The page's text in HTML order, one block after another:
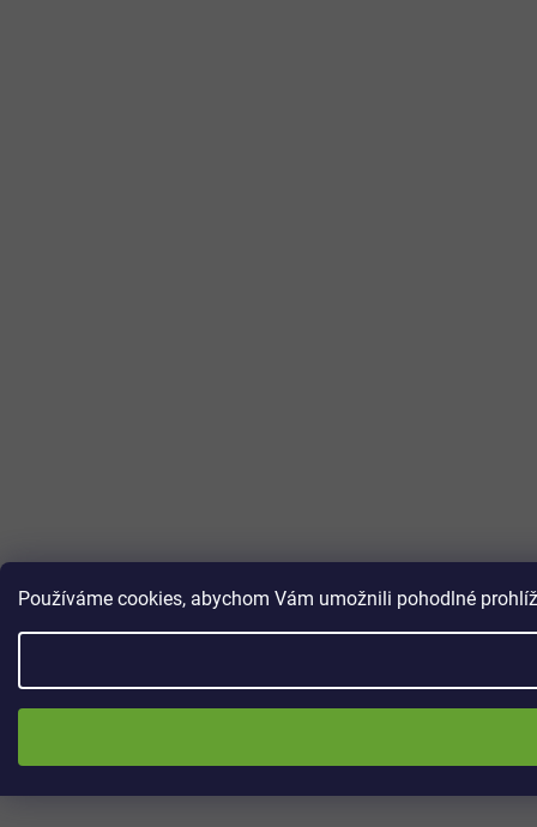
Používáme cookies, abychom Vám umožnili pohodlné